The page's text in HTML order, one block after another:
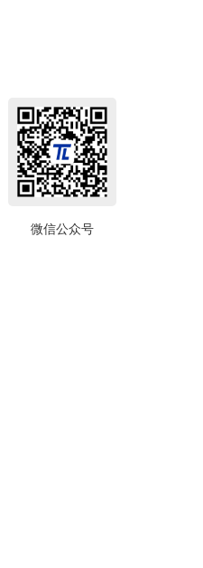
微信公众号